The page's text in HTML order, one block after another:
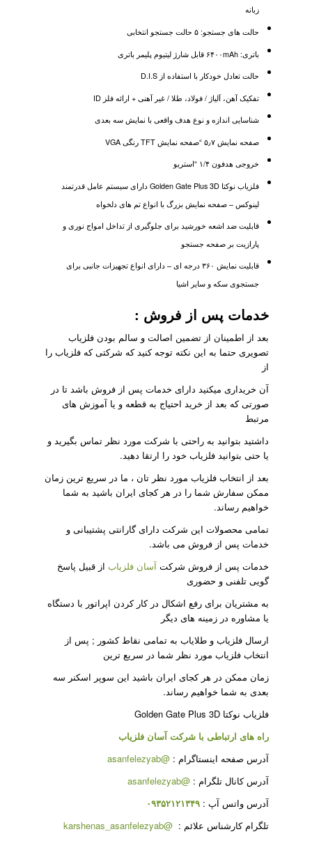
زبانه
حالت های جستجو:۵ حالت جستجو انتخابی
باتری: ۶۴۰۰mAh قابل شارژ لیتیوم پلیمر باتری
حالت تعادل خودکار با استفاده از D.I.S
تفکیک آهن، آلیاژ / فولاد، طلا / غیر آهنی + ارائه فلز ID
شناسایی اندازه و نوع هدف واقعی با نمایش سه بعدی
صفحه نمایش ۵٫۷ “ صفحه نمایش TFT رنگی VGA
خروجی هدفون۱/۴ “ استریو
فلزیاب نوکتا Golden Gate Plus 3D دارای سیستم عامل قدرتمند
لینوکس – صفحه نمایش بزرگ با انواع تم های دلخواه
قابلیت ضد اشعه خورشید برای جلوگیری از تداخل امواج نوری و
پارازیت بر صفحه جستجو
قابلیت نمایش ۳۶۰ درجه ای – دارای انواع تجهیزات جانبی برای
جستجوی سکه و سایر اشیا
خدمات پس از فروش :
بعد از اطمینان از تضمین اصالت و سالم بودن فلزیاب
تصویری حتما به این نکته توجه کنید که شرکتی که فلزیاب را
از
آن خریداری میکنید دارای خدمات پس از فروش باشد تا در
صورتی که بعد از خرید احتیاج به قطعه و یا آموزش های
مرتبط
داشتید بتوانید به راحتی با شرکت مورد نظر تماس بگیرید و
یا حتی بتوانید فلزیاب خود را ارتقا دهید.
بعد از انتخاب فلزیاب مورد نظر تان ، ما در سریع ترین زمان
ممکن سفارش شما را در هر کجای ایران باشید به شما
خواهیم رساند.
تمامی محصولات این شرکت دارای گارانتی پشتیبانی و
خدمات پس از فروش می باشد.
خدمات پس از فروش شرکتآسان فلزیاب از قبیل پاسخ
گویی تلفنی و حضوری
به مشتریان برای رفع اشکال در کار کردن اپراتور با دستگاه
یا مشاوره در زمینه های دیگر
ارسال فلزیاب و طلایاب به تمامی نقاط کشور ; پس از
انتخاب فلزیاب مورد نظر شما در سریع ترین
زمان ممکن در هر کجای ایران باشید این سوپر اسکنر سه
بعدی به شما خواهیم رساند.
فلزیاب نوکتا Golden Gate Plus 3D
راه های ارتباطی با شرکتآسان فلزیاب
آدرس صفحه اینستاگرام :@asanfelezyab
آدرس کانال تلگرام :@asanfelezyab
آدرس واتس آپ :۰۹۳۵۲۱۲۱۳۴۹
تلگرام کارشناس علائم : @karshenas_asanfelezyab